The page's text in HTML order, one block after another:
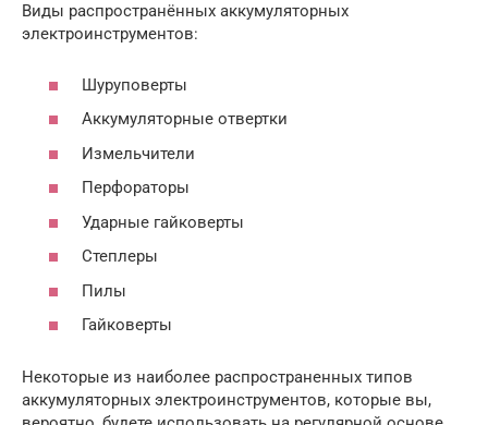
Виды распространённых аккумуляторных
электроинструментов:
Шуруповерты
Аккумуляторные отвертки
Измельчители
Перфораторы
Ударные гайковерты
Степлеры
Пилы
Гайковерты
Некоторые из наиболее распространенных типов
аккумуляторных электроинструментов, которые вы,